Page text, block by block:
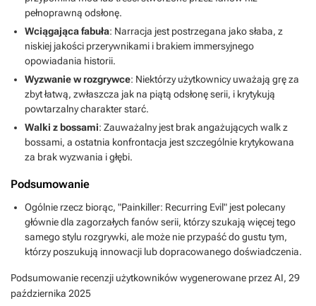
pełnoprawną odsłonę.
Wciągająca fabuła: Narracja jest postrzegana jako słaba, z
niskiej jakości przerywnikami i brakiem immersyjnego
opowiadania historii.
Wyzwanie w rozgrywce: Niektórzy użytkownicy uważają grę za
zbyt łatwą, zwłaszcza jak na piątą odsłonę serii, i krytykują
powtarzalny charakter starć.
Walki z bossami: Zauważalny jest brak angażujących walk z
bossami, a ostatnia konfrontacja jest szczególnie krytykowana
za brak wyzwania i głębi.
Podsumowanie
Ogólnie rzecz biorąc, "Painkiller: Recurring Evil" jest polecany
głównie dla zagorzałych fanów serii, którzy szukają więcej tego
samego stylu rozgrywki, ale może nie przypaść do gustu tym,
którzy poszukują innowacji lub dopracowanego doświadczenia.
Podsumowanie recenzji użytkowników wygenerowane przez AI, 29
października 2025